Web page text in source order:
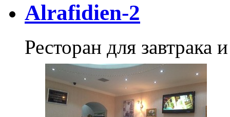
Alrafidien-2
Ресторан для завтрака